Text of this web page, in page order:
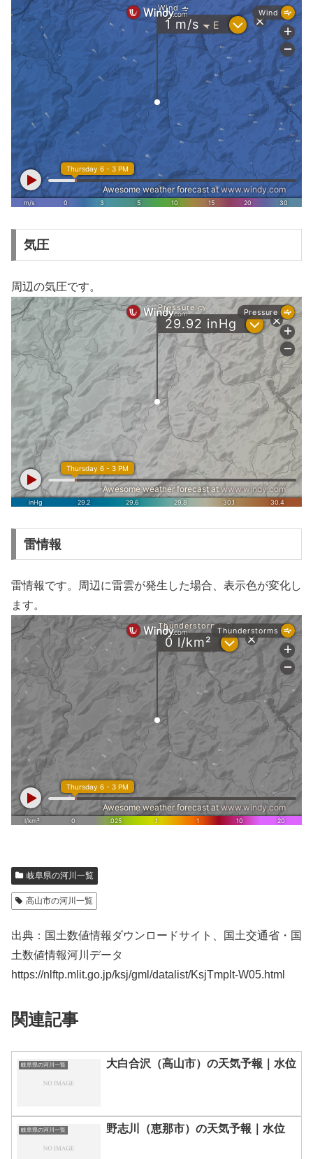
気圧
周辺の気圧です。
雷情報
雷情報です。周辺に雷雲が発生した場合、表示色が変化し
ます。
岐阜県の河川一覧
高山市の河川一覧
出典：国土数値情報ダウンロードサイト、国土交通省・国
土数値情報河川データ
https://nlftp.mlit.go.jp/ksj/gml/datalist/KsjTmplt-W05.html
関連記事
岐阜県の河川一覧 大白合沢（高山市）の天気予報｜水位
岐阜県の河川一覧 野志川（恵那市）の天気予報｜水位